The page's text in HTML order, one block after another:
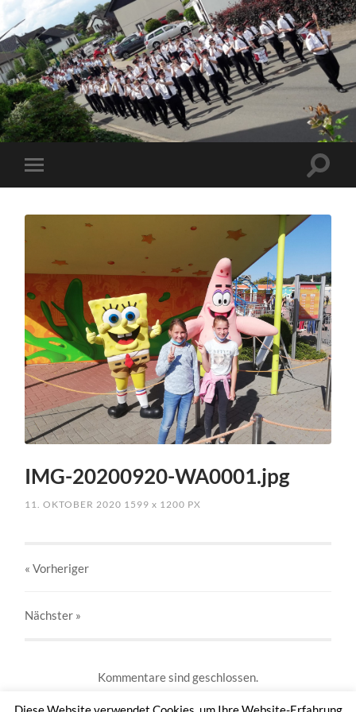
IMG-20200920-WA0001.jpg
11. OKTOBER 2020 1599x 1200 PX
« Vorheriger
Nächster »
Kommentare sind geschlossen.